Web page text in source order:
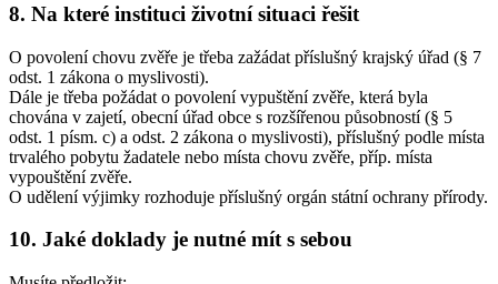
8. Na které instituci životní situaci řešit
O povolení chovu zvěře je třeba zažádat příslušný krajský úřad (§ 7
odst. 1 zákona o myslivosti).
Dále je třeba požádat o povolení vypuštění zvěře, která byla
chována v zajetí, obecní úřad obce s rozšířenou působností (§ 5
odst. 1 písm. c) a odst. 2 zákona o myslivosti), příslušný podle místa
trvalého pobytu žadatele nebo místa chovu zvěře, příp. místa
vypouštění zvěře.
O udělení výjimky rozhoduje příslušný orgán státní ochrany přírody.
10. Jaké doklady je nutné mít s sebou